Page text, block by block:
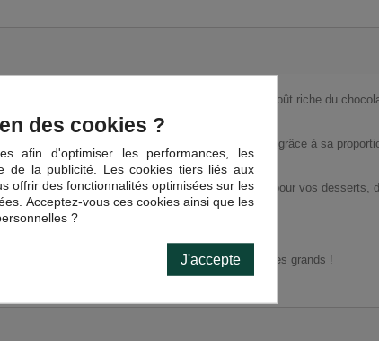
de 200g. Cette pâte à tartiner artisanale allie le goût riche du
oublier les produits industriels, en effets grâce à sa
ou des gaufres. Utilisez-la également en garniture pour vos desserts,
pour garantir un goût authentique.
Lait Noisettes, un délice qui ravira les petits et les grands !
des cookies ?
afin d'optimiser les performances, les
de la publicité. Les cookies tiers liés aux
offrir des fonctionnalités optimisées sur les
Acceptez-vous ces cookies ainsi que les
?
J'accepte